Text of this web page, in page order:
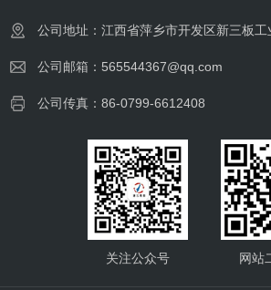
公司地址：江西省萍乡市开发区新三板工
公司邮箱：565544367@qq.com
公司传真：86-0799-6612408
关注公众号 网站